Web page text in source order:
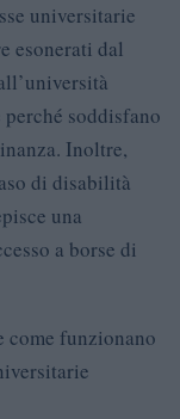
universitarie
esonerati dal
soddisfano
Inoltre,
di disabilità
una
a borse di
come funzionano